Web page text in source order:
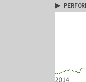
▶